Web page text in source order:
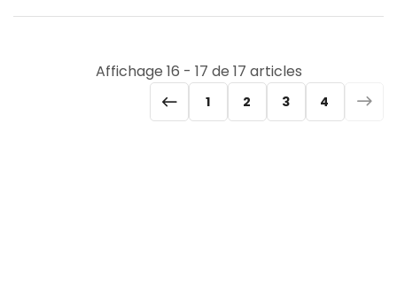
Affichage 16 - 17 de 17 articles
1 2 3 4